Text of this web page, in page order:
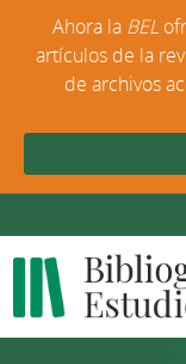
Ahora la BEL
artículos de la
de archivos